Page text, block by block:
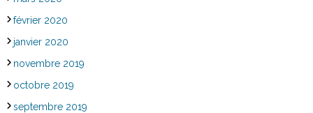
février 2020
janvier 2020
novembre 2019
octobre 2019
septembre 2019